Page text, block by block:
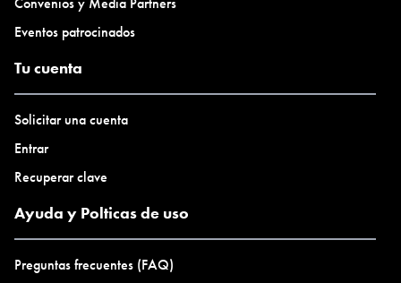
Eventos patrocinados
Tu cuenta
Solicitar una cuenta
Entrar
Recuperar clave
Ayuda y Polticas de uso
Preguntas frecuentes (FAQ)